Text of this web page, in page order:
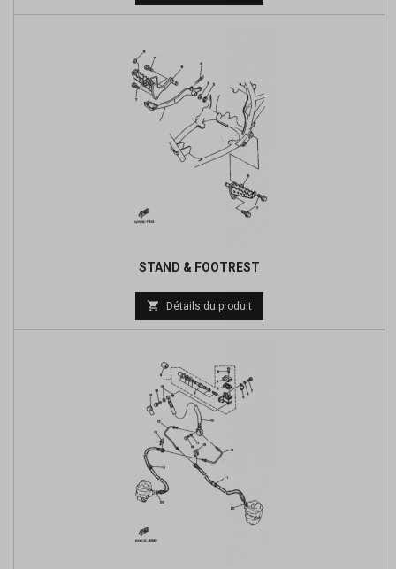
de
STAND & FOOTREST
 Détails du produit